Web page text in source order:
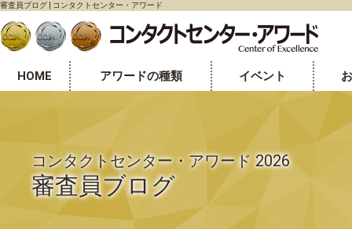
審査員ブログ | コンタクトセンター・アワード
HOME アワードの種類 イベント
コンタクトセンター・アワード 2026
審査員ブログ